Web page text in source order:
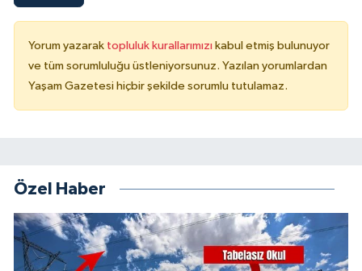
Yorum yazarak topluluk kurallarımızı kabul etmiş bulunuyor
ve tüm sorumluluğu üstleniyorsunuz. Yazılan yorumlardan
Yaşam Gazetesi hiçbir şekilde sorumlu tutulamaz.
Özel Haber